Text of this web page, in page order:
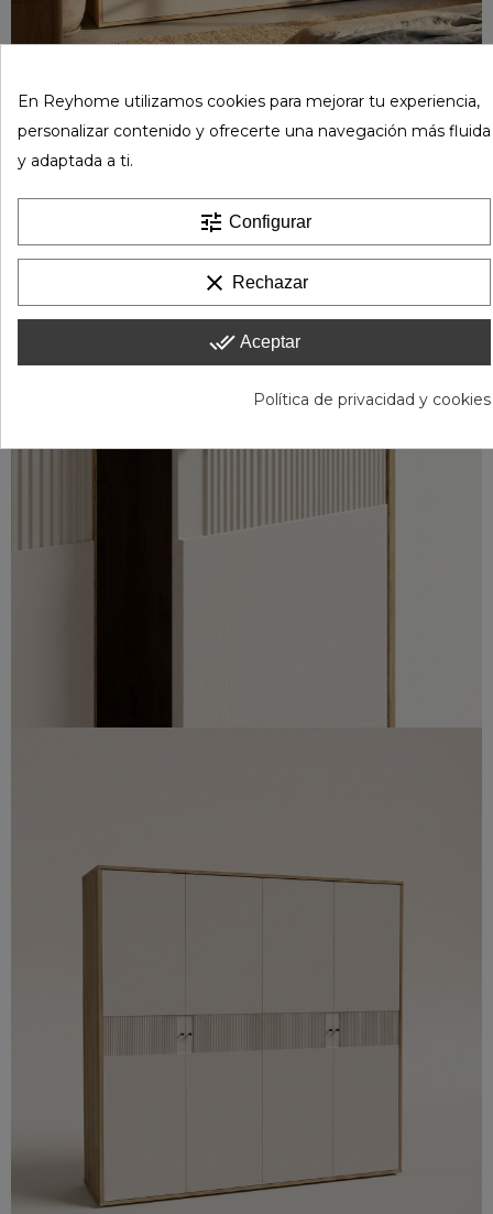
En Reyhome utilizamos cookies para mejorar tu experiencia,
personalizar contenido y ofrecerte una navegación más fluida
y adaptada a ti.
tune Configurar
clear Rechazar
done_all Aceptar
Política de privacidad y cookies